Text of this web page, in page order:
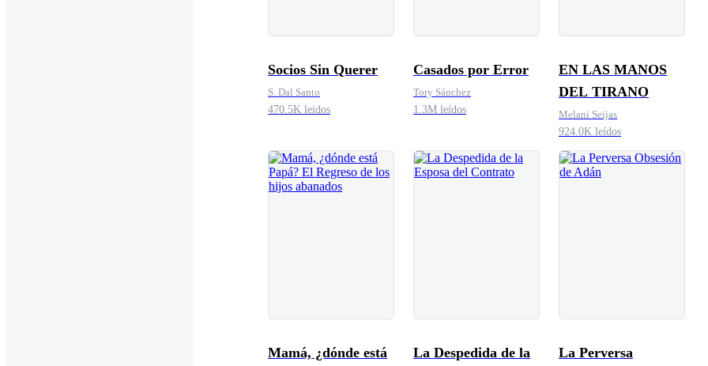
Socios Sin Querer
S. Dal Santo
470.5K leídos
Casados por Error
Tory Sánchez
1.3M leídos
EN LAS MANOS
DEL TIRANO
Melani Seijas
924.0K leídos
Mamá, ¿dónde está
La Despedida de la
La Perversa